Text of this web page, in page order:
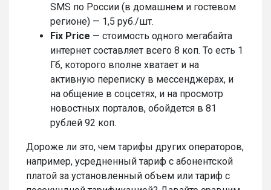
SMS по России (в домашнем и гостевом
регионе) — 1,5 руб./шт.
Fix Price — стоимость одного мегабайта
интернет составляет всего 8 коп. То есть 1
Гб, которого вполне хватает и на
активную переписку в мессенджерах, и
на общение в соцсетях, и на просмотр
новостных порталов, обойдется в 81
рублей 92 коп.
Дороже ли это, чем тарифы других операторов,
например, усредненный тариф с абонентской
платой за установленный объем или тариф с